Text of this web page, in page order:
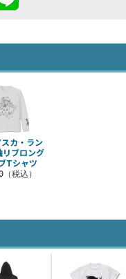
カ・ラン
リブロング
Tシャツ
税込）